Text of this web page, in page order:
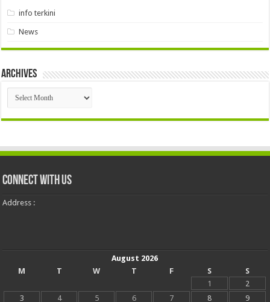
info terkini
News
Archives
Archives
Connect With Us
Address :
August 2026
M
T W T F S
S
1
2
3
4 5 6 7 8 9